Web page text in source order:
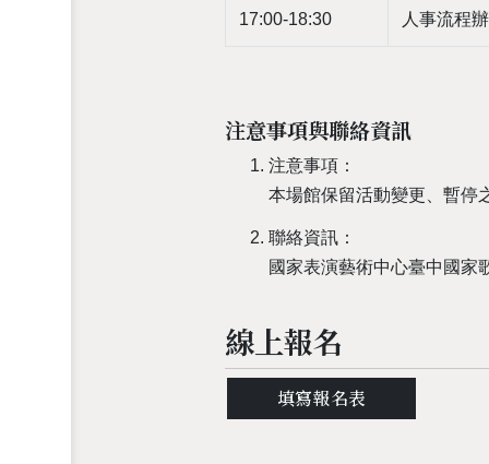
17:00-18:30 人事流程
注意事項與聯絡資訊
注意事項：
本場館保留活動變更、暫停
聯絡資訊：
國家表演藝術中心臺中國家
線上報名
填寫報名表